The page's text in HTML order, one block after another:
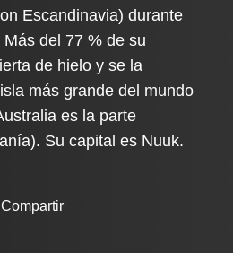
Escandinavia) durante
del 77 % de su
de hielo y se la
más grande del mundo
es la parte
Su capital es Nuuk.
Compartir